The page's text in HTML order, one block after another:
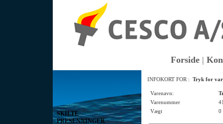
Forside |
SKILTE
PRESENNINGER
INFOKORT FOR : Tryk for
Varenavn:
Varenummer
Vægt
0